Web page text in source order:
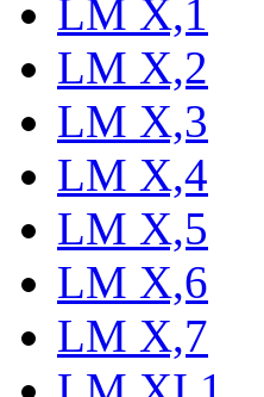
LM X,1
LM X,2
LM X,3
LM X,4
LM X,5
LM X,6
LM X,7